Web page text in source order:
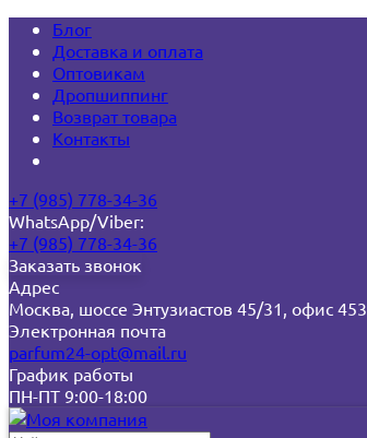
Блог
Доставка и оплата
Оптовикам
Дропшиппинг
Возврат товара
Контакты
+7 (985) 778-34-36
WhatsApp/Viber:
+7 (985) 778-34-36
Заказать звонок
Адрес
Москва, шоссе Энтузиастов 45/31, офис 453
Электронная почта
parfum24-opt@mail.ru
График работы
ПН-ПТ 9:00-18:00